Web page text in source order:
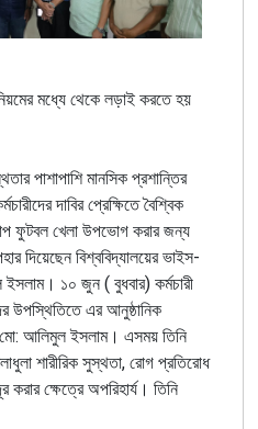
মধ্যে থেকে লড়াই করতে হয়
পাশাপাশি মানসিক প্রশান্তির
দাবির প্রেক্ষিতে বৈশ্বিক
ফুটবল খেলা উপভোগ করার জন্য
দিয়েছেন বিশ্ববিদ্যালয়ের ভাইস-
ইসলাম। ১০ জুন( বুধবার) কর্মচারী
উপস্থিতিতে এর আনুষ্ঠানিক
মো: আলিমুল ইসলাম। এসময় তিনি
শারীরিক সুস্থতা, রোগ প্রতিরোধ
করার ক্ষেত্রে অপরিহার্য। তিনি